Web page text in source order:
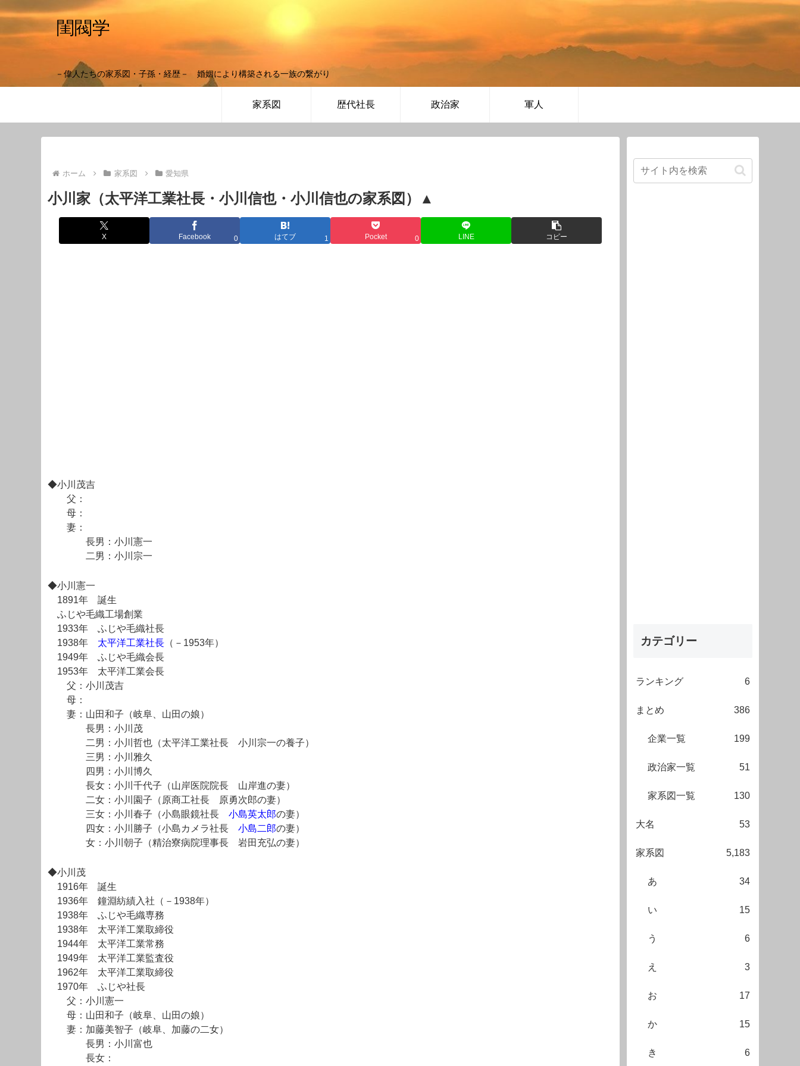
閨閥学
－偉人たちの家系図・子孫・経歴－ 婚姻により構築される一族の繋がり
家系図 歴代社長 政治家 軍人
ホーム 家系図 愛知県
小川家（太平洋工業社長・小川信也・小川信也の家系図）▲
X Facebook 0 はてブ 1 Pocket 0 LINE コピー
◆小川茂吉
父：
母：
妻：
長男：小川憲一
二男：小川宗一
◆小川憲一
1891年 誕生
ふじや毛織工場創業
1933年 ふじや毛織社長
1938年 太平洋工業社長 （－1953年）
1949年 ふじや毛織会長
1953年 太平洋工業会長
父：小川茂吉
母：
妻：山田和子（岐阜、山田の娘）
長男：小川茂
二男：小川哲也（太平洋工業社長 小川宗一の養子）
三男：小川雅久
四男：小川博久
長女：小川千代子（山岸医院院長 山岸進の妻）
二女：小川園子（原商工社長 原勇次郎の妻）
三女：小川春子（小島眼鏡社長 小島英太郎の妻）
四女：小川勝子（小島カメラ社長 小島二郎の妻）
女：小川朝子（精治寮病院理事長 岩田充弘の妻）
◆小川茂
1916年 誕生
1936年 鐘淵紡績入社（－1938年）
1938年 ふじや毛織専務
1938年 太平洋工業取締役
1944年 太平洋工業常務
1949年 太平洋工業監査役
1962年 太平洋工業取締役
1970年 ふじや社長
父：小川憲一
母：山田和子（岐阜、山田の娘）
妻：加藤美智子（岐阜、加藤の二女）
長男：小川富也
長女：
カテゴリー
ランキング 6
まとめ 386
企業一覧 199
政治家一覧 51
家系図一覧 130
大名 53
家系図 5,183
あ 34
い 15
う 6
え 3
お 17
か 15
き 6